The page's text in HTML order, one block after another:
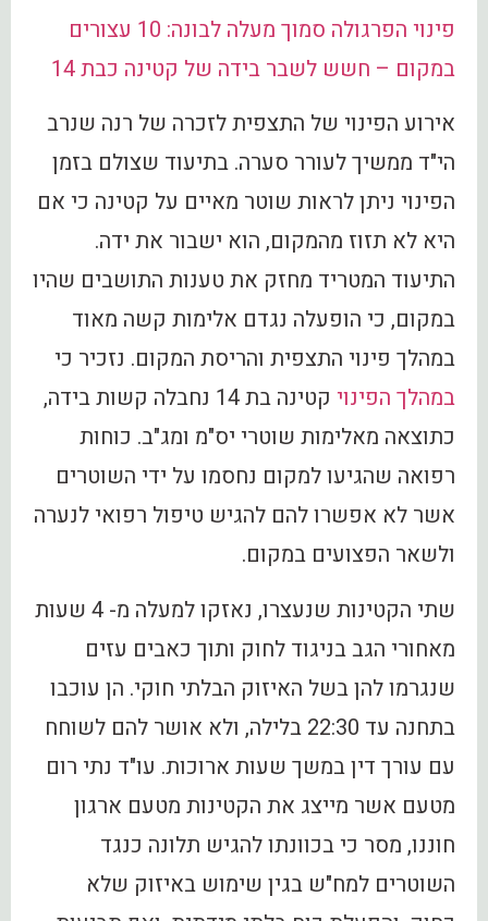
פינוי הפרגולה סמוך מעלה לבונה: 10 עצורים
במקום – חשש לשבר בידה של קטינה כבת 14
אירוע הפינוי של התצפית לזכרה של רנה שנרב
הי"ד ממשיך לעורר סערה. בתיעוד שצולם בזמן
הפינוי ניתן לראות שוטר מאיים על קטינה כי אם
היא לא תזוז מהמקום, הוא ישבור את ידה.
התיעוד המטריד מחזק את טענות התושבים שהיו
במקום, כי הופעלה נגדם אלימות קשה מאוד
במהלך פינוי התצפית והריסת המקום. נזכיר כי
במהלך הפינוי
קטינה בת 14 נחבלה קשות בידה,
כתוצאה מאלימות שוטרי יס"מ ומג"ב. כוחות
רפואה שהגיעו למקום נחסמו על ידי השוטרים
אשר לא אפשרו להם להגיש טיפול רפואי לנערה
ולשאר הפצועים במקום.
שתי הקטינות שנעצרו, נאזקו למעלה מ- 4 שעות
מאחורי הגב בניגוד לחוק ותוך כאבים עזים
שנגרמו להן בשל האיזוק הבלתי חוקי. הן עוכבו
בתחנה עד 22:30 בלילה, ולא אושר להם לשוחח
עם עורך דין במשך שעות ארוכות. עו"ד נתי רום
מטעם אשר מייצג את הקטינות מטעם ארגון
חוננו, מסר כי בכוונתו להגיש תלונה כנגד
השוטרים למח"ש בגין שימוש באיזוק שלא